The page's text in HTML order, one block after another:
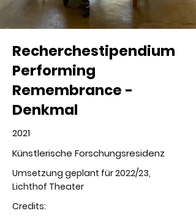
Recherchestipendium
Performing
Remembrance -
Denkmal
2021
Künstlerische Forschungsresidenz
Umsetzung geplant für 2022/23,
Lichthof Theater
Credits: